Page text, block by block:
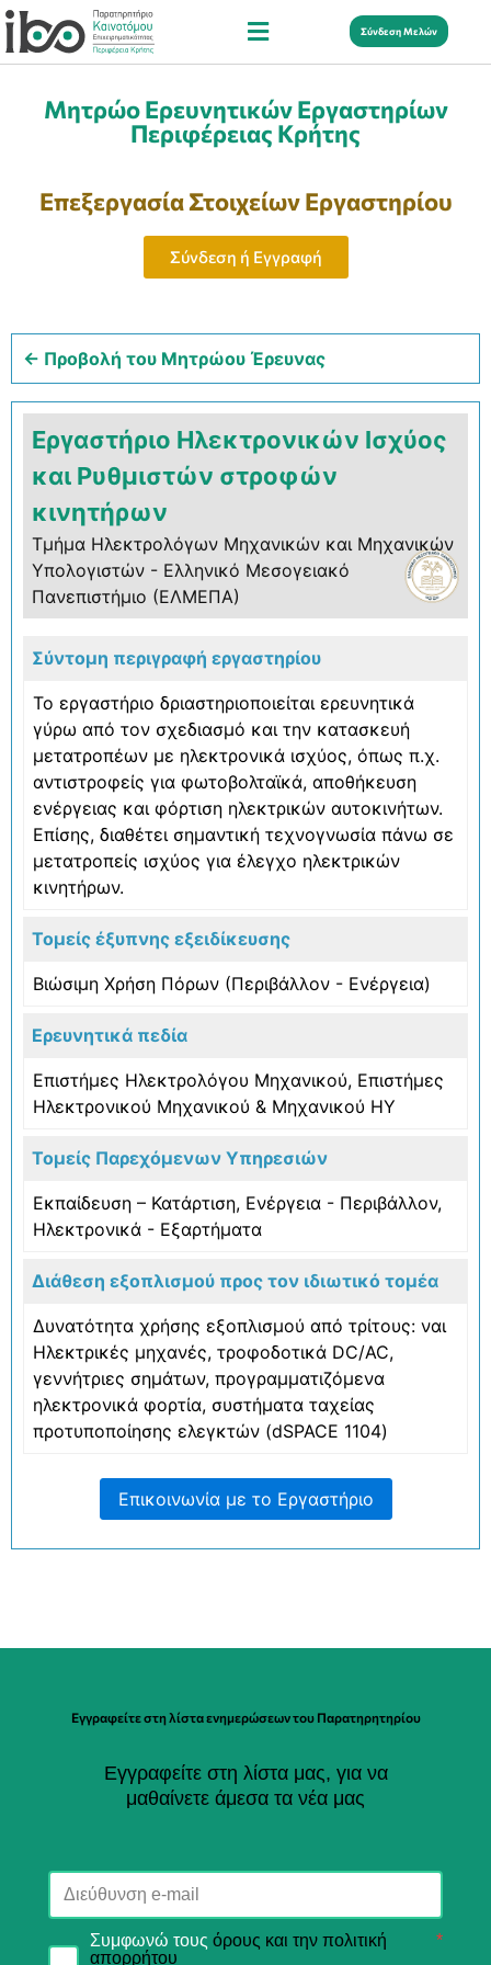
Σύνδεση Μελών
Μητρώο Ερευνητικών Εργαστηρίων
Περιφέρειας Κρήτης
Επεξεργασία Στοιχείων Εργαστηρίου
Σύνδεση ή Εγγραφή
← Προβολή του Μητρώου Έρευνας
Εργαστήριο Ηλεκτρονικών Ισχύος
και Ρυθμιστών στροφών
κινητήρων
Τμήμα Ηλεκτρολόγων Μηχανικών και Μηχανικών
Υπολογιστών - Ελληνικό Μεσογειακό
Πανεπιστήμιο (ΕΛΜΕΠΑ)
Σύντομη περιγραφή εργαστηρίου
Το εργαστήριο δριαστηριοποιείται ερευνητικά
γύρω από τον σχεδιασμό και την κατασκευή
μετατροπέων με ηλεκτρονικά ισχύος, όπως π.χ.
αντιστροφείς για φωτοβολταϊκά, αποθήκευση
ενέργειας και φόρτιση ηλεκτρικών αυτοκινήτων.
Επίσης, διαθέτει σημαντική τεχνογνωσία πάνω σε
μετατροπείς ισχύος για έλεγχο ηλεκτρικών
κινητήρων.
Τομείς έξυπνης εξειδίκευσης
Βιώσιμη Χρήση Πόρων (Περιβάλλον - Ενέργεια)
Ερευνητικά πεδία
Επιστήμες Ηλεκτρολόγου Μηχανικού, Επιστήμες
Ηλεκτρονικού Μηχανικού & Μηχανικού ΗΥ
Τομείς Παρεχόμενων Υπηρεσιών
Εκπαίδευση – Κατάρτιση, Ενέργεια - Περιβάλλον,
Ηλεκτρονικά - Εξαρτήματα
Διάθεση εξοπλισμού προς τον ιδιωτικό τομέα
Δυνατότητα χρήσης εξοπλισμού από τρίτους: ναι
Ηλεκτρικές μηχανές, τροφοδοτικά DC/AC,
γεννήτριες σημάτων, προγραμματιζόμενα
ηλεκτρονικά φορτία, συστήματα ταχείας
προτυποποίησης ελεγκτών (dSPACE 1104)
Επικοινωνία με το Εργαστήριο
Εγγραφείτε στη λίστα ενημερώσεων του Παρατηρητηρίου
Εγγραφείτε στη λίστα μας, για να
μαθαίνετε άμεσα τα νέα μας
Συμφωνώ τους όρους και την πολιτική
απορρήτου
*